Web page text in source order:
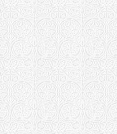
Храм
Курская
Храм
Московская